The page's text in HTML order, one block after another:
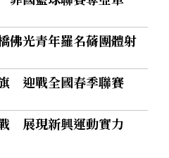
光青年羅名蓨團體射
迎戰全國春季聯賽
展現新興運動實力